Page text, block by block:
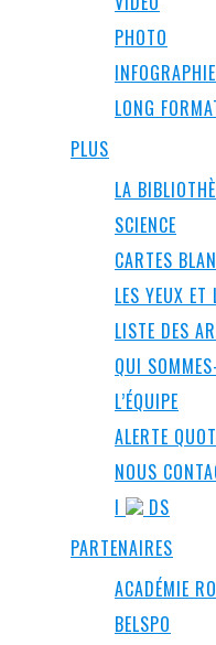
PHOTO
INFOGRAPHIE
LONG
PLUS
LA
SCIENCE
CARTES
LES YEUX ET
LISTE DES
QUI
L’ÉQUIPE
ALERTE
NOUS
I
DS
PARTENAIRES
ACADÉMIE
BELSPO